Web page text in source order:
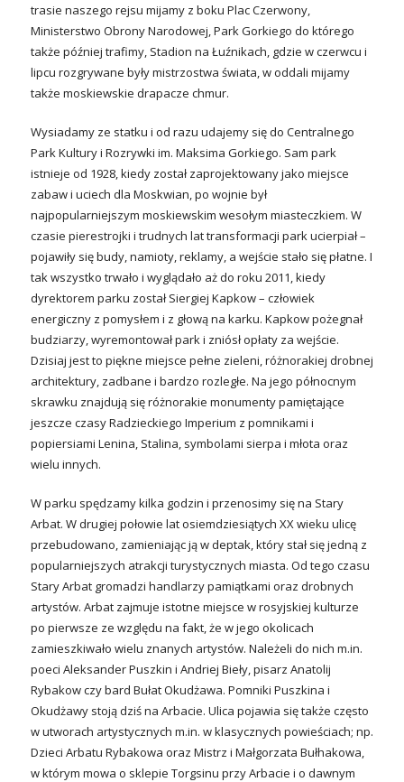
trasie naszego rejsu mijamy z boku Plac Czerwony,
Ministerstwo Obrony Narodowej, Park Gorkiego do którego
także później trafimy, Stadion na Łuźnikach, gdzie w czerwcu i
lipcu rozgrywane były mistrzostwa świata, w oddali mijamy
także moskiewskie drapacze chmur.
Wysiadamy ze statku i od razu udajemy się do Centralnego
Park Kultury i Rozrywki im. Maksima Gorkiego. Sam park
istnieje od 1928, kiedy został zaprojektowany jako miejsce
zabaw i uciech dla Moskwian, po wojnie był
najpopularniejszym moskiewskim wesołym miasteczkiem. W
czasie pierestrojki i trudnych lat transformacji park ucierpiał –
pojawiły się budy, namioty, reklamy, a wejście stało się płatne. I
tak wszystko trwało i wyglądało aż do roku 2011, kiedy
dyrektorem parku został Siergiej Kapkow – człowiek
energiczny z pomysłem i z głową na karku. Kapkow pożegnał
budziarzy, wyremontował park i zniósł opłaty za wejście.
Dzisiaj jest to piękne miejsce pełne zieleni, różnorakiej drobnej
architektury, zadbane i bardzo rozległe. Na jego północnym
skrawku znajdują się różnorakie monumenty pamiętające
jeszcze czasy Radzieckiego Imperium z pomnikami i
popiersiami Lenina, Stalina, symbolami sierpa i młota oraz
wielu innych.
W parku spędzamy kilka godzin i przenosimy się na Stary
Arbat. W drugiej połowie lat osiemdziesiątych XX wieku ulicę
przebudowano, zamieniając ją w deptak, który stał się jedną z
popularniejszych atrakcji turystycznych miasta. Od tego czasu
Stary Arbat gromadzi handlarzy pamiątkami oraz drobnych
artystów. Arbat zajmuje istotne miejsce w rosyjskiej kulturze
po pierwsze ze względu na fakt, że w jego okolicach
zamieszkiwało wielu znanych artystów. Należeli do nich m.in.
poeci Aleksander Puszkin i Andriej Bieły, pisarz Anatolij
Rybakow czy bard Bułat Okudżawa. Pomniki Puszkina i
Okudżawy stoją dziś na Arbacie. Ulica pojawia się także często
w utworach artystycznych m.in. w klasycznych powieściach; np.
Dzieci Arbatu Rybakowa oraz Mistrz i Małgorzata Bułhakowa,
w którym mowa o sklepie Torgsinu przy Arbacie i o dawnym